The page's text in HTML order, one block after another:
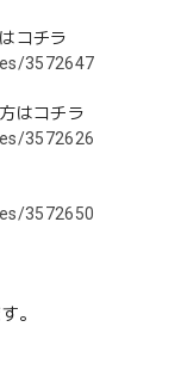
コチラ
3572647
はコチラ
3572626
3572650
。